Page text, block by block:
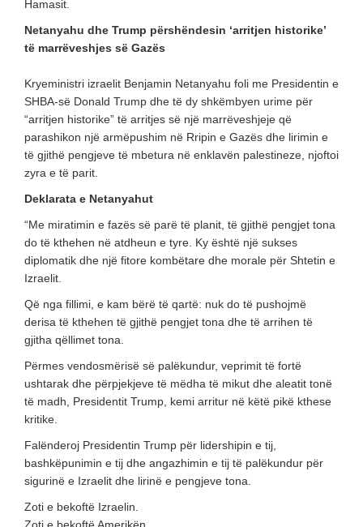
Hamasit.
Netanyahu dhe Trump përshëndesin ‘arritjen historike’
të marrëveshjes së Gazës
Kryeministri izraelit Benjamin Netanyahu foli me Presidentin e
SHBA-së Donald Trump dhe të dy shkëmbyen urime për
“arritjen historike” të arritjes së një marrëveshjeje që
parashikon një armëpushim në Rripin e Gazës dhe lirimin e
të gjithë pengjeve të mbetura në enklavën palestineze, njoftoi
zyra e të parit.
Deklarata e Netanyahut
“Me miratimin e fazës së parë të planit, të gjithë pengjet tona
do të kthehen në atdheun e tyre. Ky është një sukses
diplomatik dhe një fitore kombëtare dhe morale për Shtetin e
Izraelit.
Që nga fillimi, e kam bërë të qartë: nuk do të pushojmë
derisa të kthehen të gjithë pengjet tona dhe të arrihen të
gjitha qëllimet tona.
Përmes vendosmërisë së palëkundur, veprimit të fortë
ushtarak dhe përpjekjeve të mëdha të mikut dhe aleatit tonë
të madh, Presidentit Trump, kemi arritur në këtë pikë kthese
kritike.
Falënderoj Presidentin Trump për lidershipin e tij,
bashkëpunimin e tij dhe angazhimin e tij të palëkundur për
sigurinë e Izraelit dhe lirinë e pengjeve tona.
Zoti e bekoftë Izraelin.
Zoti e bekoftë Amerikën.